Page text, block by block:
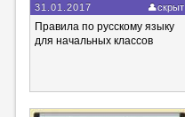
31.01.2017 скрыт
Правила по русскому языку
для начальных классов